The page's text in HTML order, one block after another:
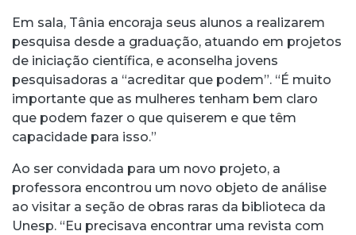
Em sala, Tânia encoraja seus alunos a realizarem
pesquisa desde a graduação, atuando em projetos
de iniciação científica, e aconselha jovens
pesquisadoras a “acreditar que podem”. “É muito
importante que as mulheres tenham bem claro
que podem fazer o que quiserem e que têm
capacidade para isso.”
Ao ser convidada para um novo projeto, a
professora encontrou um novo objeto de análise
ao visitar a seção de obras raras da biblioteca da
Unesp. “Eu precisava encontrar uma revista com